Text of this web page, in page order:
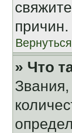
причин.
» Что